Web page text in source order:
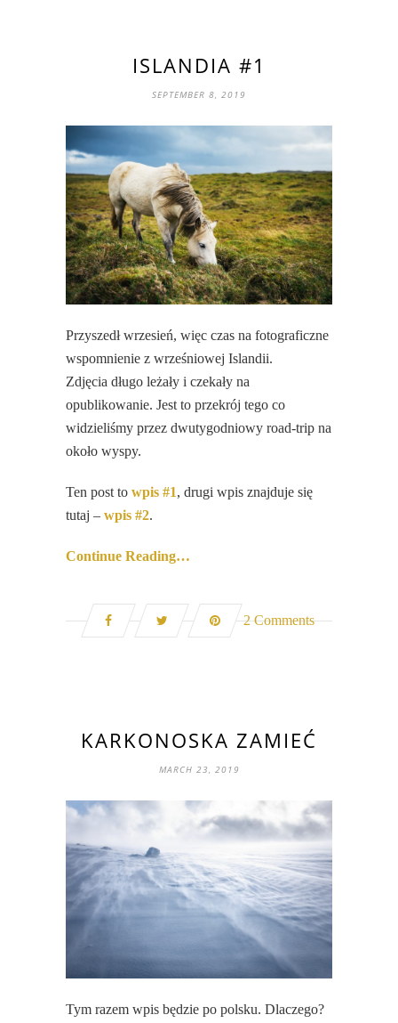
ISLANDIA #1
SEPTEMBER 8, 2019
Przyszedł wrzesień, więc czas na fotograficzne
wspomnienie z wrześniowej Islandii.
Zdjęcia długo leżały i czekały na
opublikowanie. Jest to przekrój tego co
widzieliśmy przez dwutygodniowy road-trip na
około wyspy.
Ten post to wpis #1, drugi wpis znajduje się
tutaj – wpis #2.
Continue Reading…
2 Comments
KARKONOSKA ZAMIEĆ
MARCH 23, 2019
Tym razem wpis będzie po polsku. Dlaczego?